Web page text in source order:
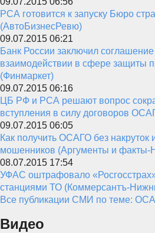
РСА готовится к запуску Бюро
(АвтоБизнесРевю)
09.07.2015 06:21
Банк России заключил
взаимодействии в сфере защиты
(Финмаркет)
09.07.2015 06:16
ЦБ РФ и РСА решают вопрос
вступления в силу договоров
09.07.2015 06:05
Как получить ОСАГО без накруток
мошенников (Аргументы и факты-
08.07.2015 17:54
УФАС оштрафовало
станциями ТО (Коммерсантъ-
Все публикации СМИ по теме:
Видео